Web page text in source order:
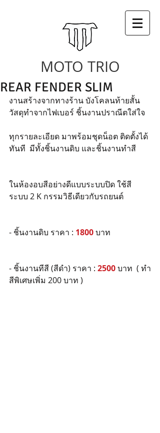
MOTO TRIO
REAR FENDER SLIM
งานสร้างจากทางร้าน บังโคลนท้ายสั้น
วัสดุทำจากไฟเบอร์ ชิ้นงานปราณีตใส่ใจ
ทุกรายละเอียด มาพร้อมชุดน็อต ติดตั้งได้
ทันที  มีทั้งชิ้นงานดิบ และชิ้นงานทำสี
ในห้องอบสีอย่างดีแบบระบบปิด ใช้สี
ระบบ 2 K กรรมวิธีเดียวกับรถยนต์
- ชิ้นงานดิบ ราคา : 1800 บาท
- ชิ้นงานทีสี (สีดำ) ราคา : 2500 บาท  ( ทำ
สีพิเศษเพิ่ม 200 บาท )